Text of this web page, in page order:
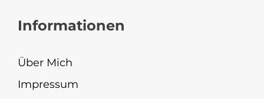
Informationen
Über Mich
Impressum